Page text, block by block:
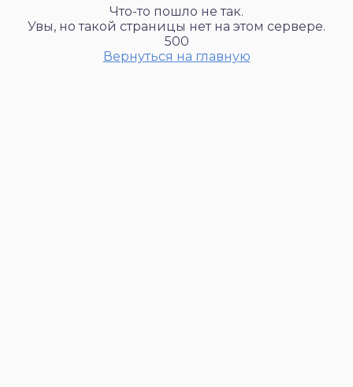
Что-то пошло не так.
Увы, но такой страницы нет на этом сервере.
500
Вернуться на главную